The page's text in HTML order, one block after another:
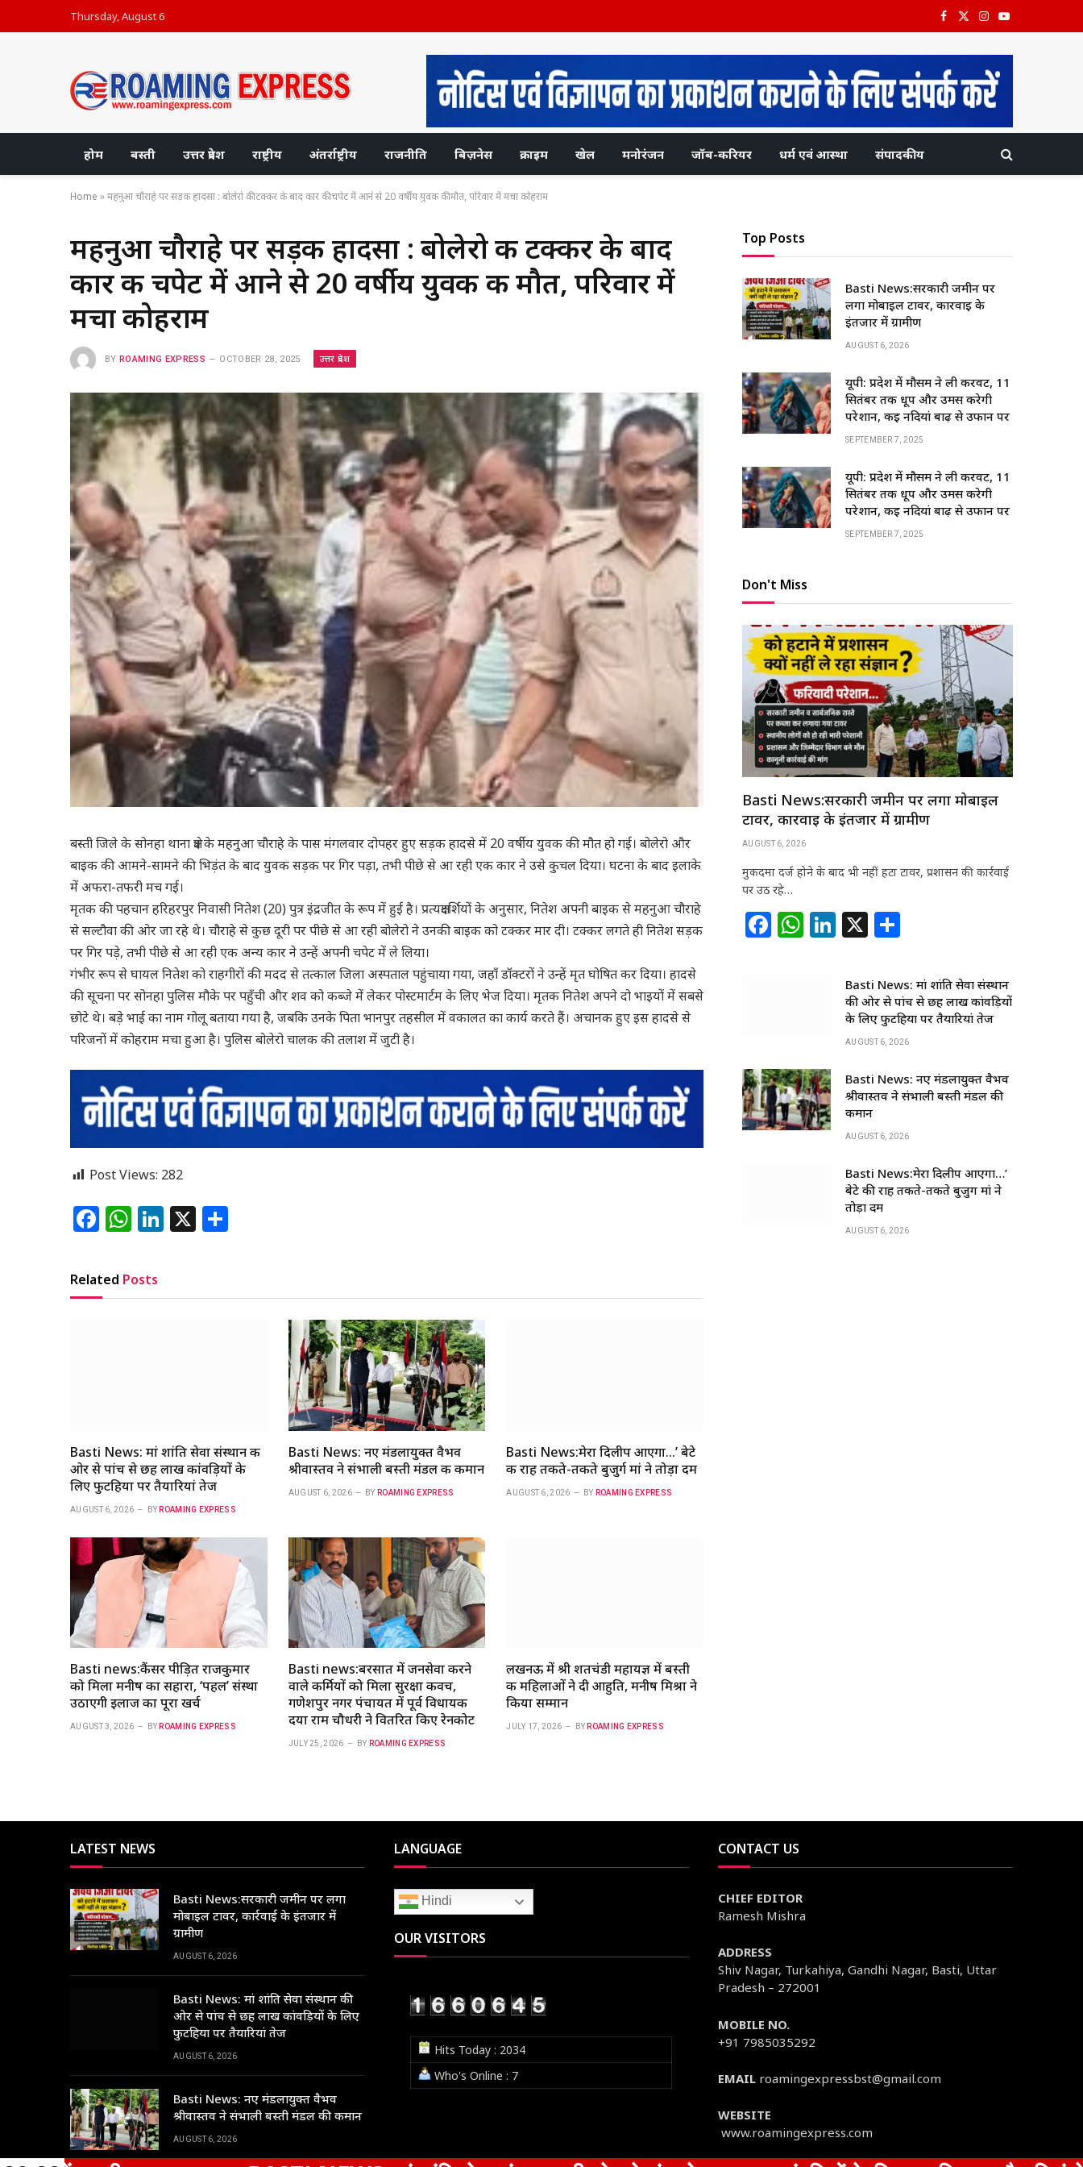
Thursday, August 6 Facebook
X
Instagram
YouTube
होम बस्ती उत्तर प्रदेश राष्ट्रीय अंतर्राष्ट्रीय राजनीति बिज़नेस क्राइम खेल मनोरंजन जॉब-करियर धर्म एवं आस्था संपादकीय
Home »महनुआ चौराहे पर सड़क हादसा : बोलेरो की टक्कर के बाद कार की चपेट में आने से 20 वर्षीय युवक की मौत, परिवार में मचा कोहराम
महनुआ चौराहे पर सड़क हादसा : बोलेरो की टक्कर के बाद
कार की चपेट में आने से 20 वर्षीय युवक की मौत, परिवार में
मचा कोहराम
BY ROAMING EXPRESS OCTOBER 28, 2025 उत्तर प्रदेश
बस्ती जिले केसोनहा थाना क्षेत्र केमहनुआचौराहे के पास मंगलवार दोपहर हुएसड़कहादसे में 20 वर्षीय युवक की मौत हो गई। बोलेरो और
बाइक की आमने-सामने कीभिड़ंतके बाद युवकसड़कपर गिर पड़ा, तभी पीछे से आ रही एक कार ने उसे कुचल दिया। घटना के बाद इलाके
में अफरा-तफरीमचगई।
मृतक की पहचान हरिहरपुर निवासी नितेश (20) पुत्र इंद्रजीत के रूप में हुई है। प्रत्यक्षदर्शियों के अनुसार, नितेश अपनी बाइक सेमहनुआचौराहे
सेसल्टौवाकी ओर जा रहे थे। चौराहे से कुछ दूरी पर पीछे से आ रही बोलेरो ने उनकी बाइक को टक्कर मार दी। टक्कर लगते ही नितेशसड़क
पर गिर पड़े, तभी पीछे से आ रही एक अन्य कार ने उन्हें अपनी चपेट में ले लिया।
गंभीर रूप से घायल नितेश को राहगीरों की मदद से तत्काल जिला अस्पताल पहुंचाया गया, जहाँडॉक्टरों ने उन्हें मृत घोषित कर दिया। हादसे
की सूचना परसोनहापुलिस मौके परपहुँची और शव को कब्जे में लेकर पोस्टमार्टम के लिए भेज दिया। मृतक नितेश अपने दो भाइयों में सबसे
छोटे थे। बड़ेभाई का नाम गोलू बताया गया है, जबकि उनके पिता भानपुर तहसील में वकालत का कार्य करते हैं। अचानक हुए इस हादसे से
परिजनों में कोहराम मचा हुआ है। पुलिस बोलेरो चालक की तलाश में जुटी है।
Post Views: 282
Facebook
WhatsApp
LinkedIn
X
Related Posts
Basti News: मां शांति सेवा संस्थान की
ओर से पांच से छह लाख कांवड़ियों के
लिए फुटहिया पर तैयारियां तेज
AUGUST 6, 2026 BY ROAMING EXPRESS
Basti News: नए मंडलायुक्त वैभव
श्रीवास्तव ने संभाली बस्ती मंडल की कमान
AUGUST 6, 2026 BY ROAMING EXPRESS
Basti News:मेरा दिलीप आएगा…’ बेटे
की राह तकते-तकते बुजुर्ग मां ने तोड़ा दम
AUGUST 6, 2026 BY ROAMING EXPRESS
Basti news:कैंसर पीड़ित राजकुमार
को मिला मनीष का सहारा, ‘पहल’ संस्था
उठाएगी इलाज का पूरा खर्च
AUGUST 3, 2026 BY ROAMING EXPRESS
Basti news:बरसात में जनसेवा करने
वाले कर्मियों को मिला सुरक्षा कवच,
गणेशपुर नगर पंचायत में पूर्व विधायक
दया राम चौधरी ने वितरित किए रेनकोट
JULY 25, 2026 BY ROAMING EXPRESS
लखनऊ में श्री शतचंडी महायज्ञ में बस्ती
की महिलाओं ने दी आहुति, मनीष मिश्रा ने
किया सम्मान
JULY 17, 2026 BY ROAMING EXPRESS
Top Posts
Basti News:सरकारी जमीन पर
लगा मोबाइल टावर, कार्रवाई के
इंतजार में ग्रामीण
AUGUST 6, 2026
यूपी: प्रदेश में मौसम ने ली करवट, 11
सितंबर तक धूप और उमस करेगी
परेशान, कई नदियां बाढ़ से उफान पर
SEPTEMBER 7, 2025
यूपी: प्रदेश में मौसम ने ली करवट, 11
सितंबर तक धूप और उमस करेगी
परेशान, कई नदियां बाढ़ से उफान पर
SEPTEMBER 7, 2025
Don't Miss
Basti News:सरकारी जमीन पर लगा मोबाइल
टावर, कार्रवाई के इंतजार में ग्रामीण
AUGUST 6, 2026
मुकदमा दर्ज होने के बाद भी नहीं हटा टावर, प्रशासन की कार्रवाई
पर उठ रहे…
F
o
k
W
p
Li
k
e
dI
n
X
ar
e
Basti News: मां शांति सेवा संस्थान
की ओर से पांच से छह लाख कांवड़ियों
के लिए फुटहिया पर तैयारियां तेज
AUGUST 6, 2026
Basti News: नए मंडलायुक्त वैभव
श्रीवास्तव ने संभाली बस्ती मंडल की
कमान
AUGUST 6, 2026
Basti News:मेरा दिलीप आएगा…’
बेटे की राह तकते-तकते बुजुर्ग मां ने
तोड़ा दम
AUGUST 6, 2026
LATEST NEWS
Basti News:सरकारी जमीन पर लगा
मोबाइल टावर, कार्रवाई के इंतजार में
ग्रामीण
AUGUST 6, 2026
Basti News: मां शांति सेवा संस्थान की
ओर से पांच से छह लाख कांवड़ियों के लिए
फुटहिया पर तैयारियां तेज
AUGUST 6, 2026
Basti News: नए मंडलायुक्त वैभव
श्रीवास्तव ने संभाली बस्ती मंडल की कमान
AUGUST 6, 2026
LANGUAGE
Hindi
OUR VISITORS
Hits Today : 2034
Who's Online : 7
CONTACT US
CHIEF EDITOR
Ramesh Mishra
ADDRESS
Shiv Nagar, Turkahiya, Gandhi Nagar, Basti, Uttar
Pradesh – 272001
MOBILE NO.
+91 7985035292
EMAILroamingexpressbst@gmail.com
WEBSITE
www.roamingexpress.com